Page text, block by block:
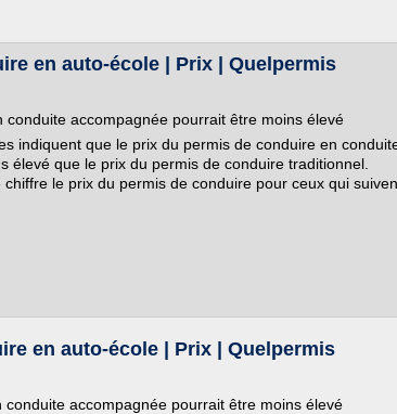
en auto-école | Prix | Quelpermis
accompagnée pourrait être moins élevé
indiquent que le prix du permis de conduire en
élevé que le prix du permis de conduire traditionnel.
le prix du permis de conduire pour ceux qui
en auto-école | Prix | Quelpermis
accompagnée pourrait être moins élevé